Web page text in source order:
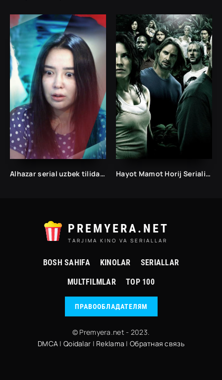
Alhazar serial uzbek tilida / Alhazar kino uzbek tilida / Alhazar uzbek kino Hayot Mamot Horij Seriali Uzbek tilida Barcha qismlar O'zbek tilida Serial
PREMYERA.NET
TARJIMA KINO VA SERIALLAR
BOSH SAHIFA KINOLAR SERIALLAR
MULTFILMLAR TOP 100
ПРАВООБЛАДАТЕЛЯМ
© Premyera.net - 2023.
DMCA |Qoidalar | Reklama | Обратная связь